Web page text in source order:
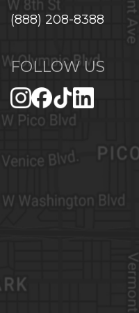
(888) 208-8388
FOLLOW US